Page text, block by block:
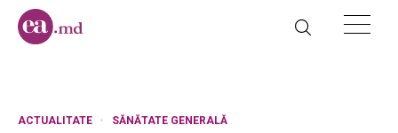
ACTUALITATE SĂNĂTATE GENERALĂ